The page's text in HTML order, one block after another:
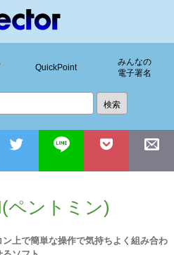
QuickPoint
みんなの
電子署名
ペントミン)
上で簡単な操作で気持ちよく組み合わ